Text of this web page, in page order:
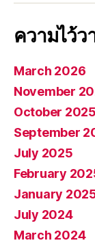
ความไว้ว
March 2026
November
October 2025
September
July 2025
February
January
July 2024
March 2024